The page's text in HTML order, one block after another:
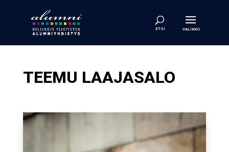
TEEMU LAAJASALO